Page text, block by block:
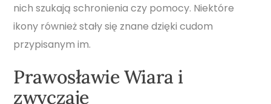
nich szukają schronienia czy pomocy. Niektóre
ikony również stały się znane dzięki cudom
przypisanym im.
Prawosławie Wiara i
zwyczaje